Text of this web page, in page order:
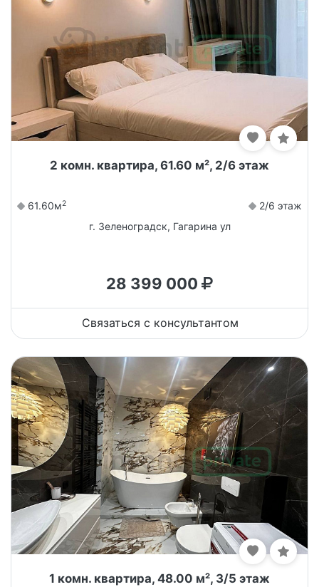
2 комн. квартира, 61.60 м², 2/6 этаж
61.60м2
2/6 этаж
г. Зеленоградск, Гагарина ул
28 399 000
Связаться с консультантом
1 комн. квартира, 48.00 м², 3/5 этаж